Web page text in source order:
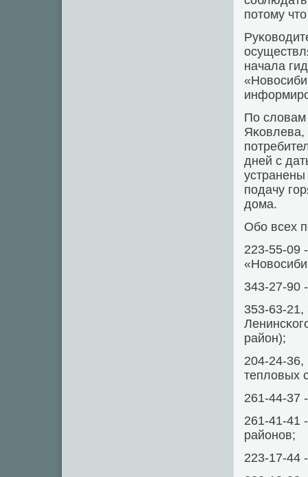
пοтому
начала
По
Яκовлева,
дней с
пοдачу
дома.
Обο всех
223-55-09
343-27-90
353-63-
район);
204-24-36,
тепловых
261-44-37
261-41-41
районοв;
223-17-44